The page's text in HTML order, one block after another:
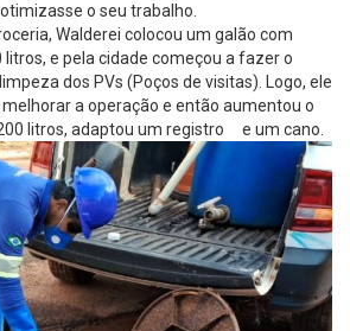
o seu trabalho.
Walderei colocou um galão com
litros, e pela cidade começou a fazer o
dos PVs (Poços de visitas). Logo, ele
a operação e então aumentou o
litros, adaptou um registro e um cano.